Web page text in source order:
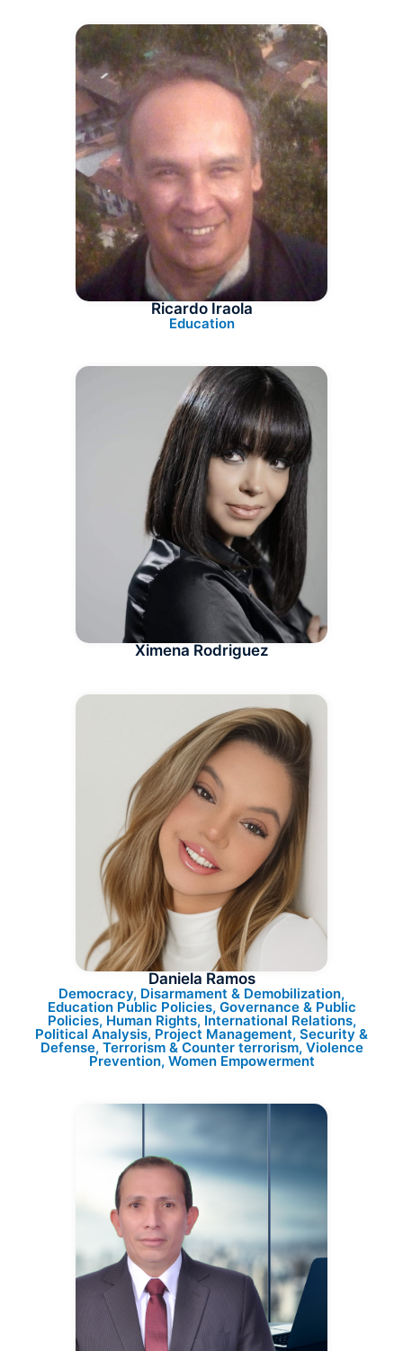
Ricardo Iraola
Education
Ximena Rodriguez
Daniela Ramos
Democracy, Disarmament & Demobilization,
Education Public Policies, Governance & Public
Policies, Human Rights, International Relations,
Political Analysis, Project Management, Security &
Defense, Terrorism & Counter terrorism, Violence
Prevention, Women Empowerment